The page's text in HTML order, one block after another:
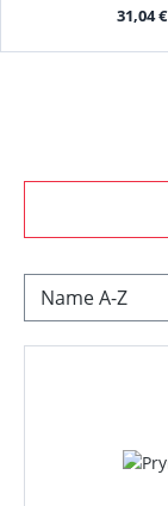
31,04 €